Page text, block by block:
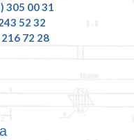
305 00 31
52 32
72 28